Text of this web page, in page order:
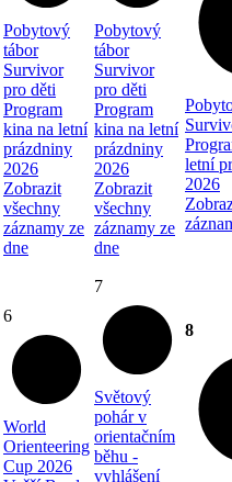
Pobytový
tábor
Survivor
pro děti
Program
kina na letní
prázdniny
2026
Zobrazit
všechny
záznamy ze
dne
Pobytový
tábor
Survivor
pro děti
Program
kina na letní
prázdniny
2026
Zobrazit
všechny
záznamy ze
dne
letní
2026
6
World
Orienteering
Cup 2026
7
Světový
pohár v
orientačním
běhu -
vyhlášení
8